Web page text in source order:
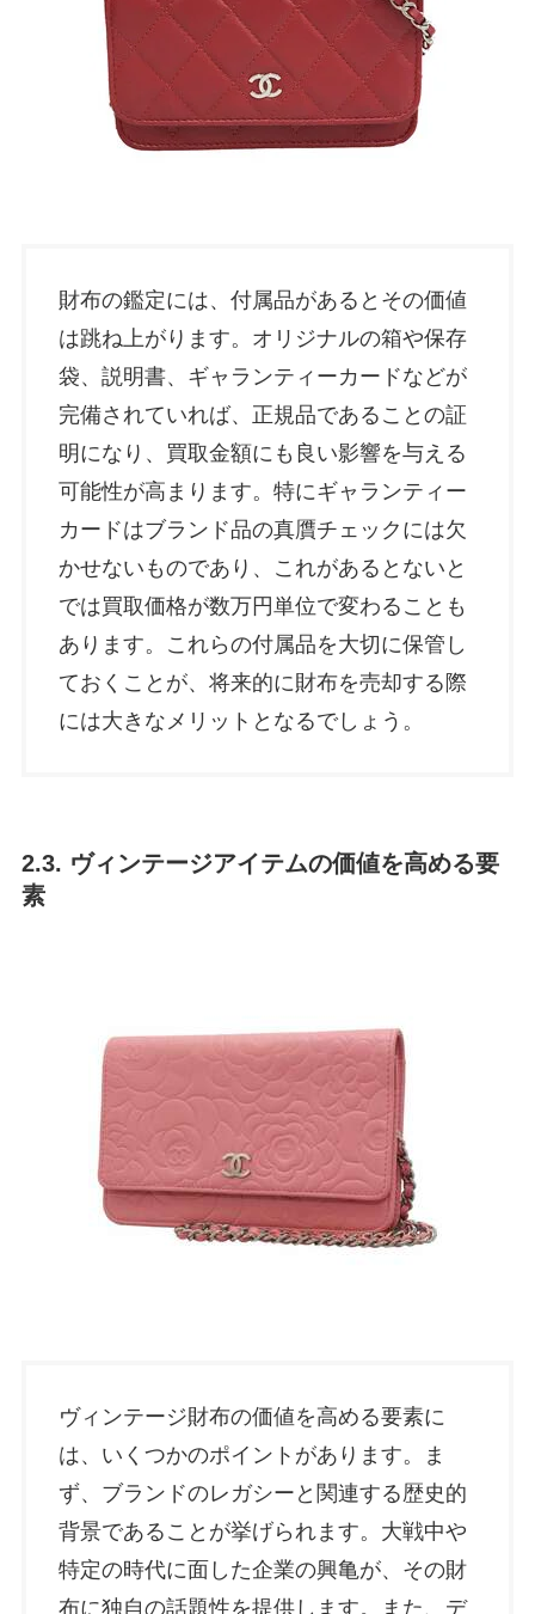
財布の鑑定には、付属品があるとその価値
は跳ね上がります。オリジナルの箱や保存
袋、説明書、ギャランティーカードなどが
完備されていれば、正規品であることの証
明になり、買取金額にも良い影響を与える
可能性が高まります。特にギャランティー
カードはブランド品の真贋チェックには欠
かせないものであり、これがあるとないと
では買取価格が数万円単位で変わることも
あります。これらの付属品を大切に保管し
ておくことが、将来的に財布を売却する際
には大きなメリットとなるでしょう。
2.3. ヴィンテージアイテムの価値を高める要
素
ヴィンテージ財布の価値を高める要素に
は、いくつかのポイントがあります。ま
ず、ブランドのレガシーと関連する歴史的
背景であることが挙げられます。大戦中や
特定の時代に面した企業の興亀が、その財
布に独自の話題性を提供します。また、デ